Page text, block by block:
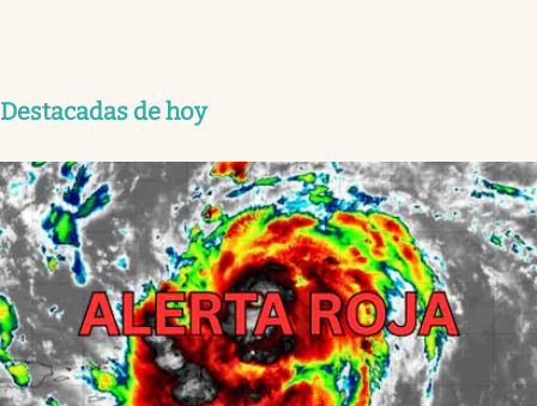
Destacadas de hoy